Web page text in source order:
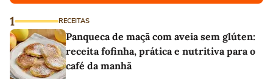
1 RECEITAS
Panqueca de maçã com aveia sem glúten:
receita fofinha, prática e nutritiva para o
café da manhã